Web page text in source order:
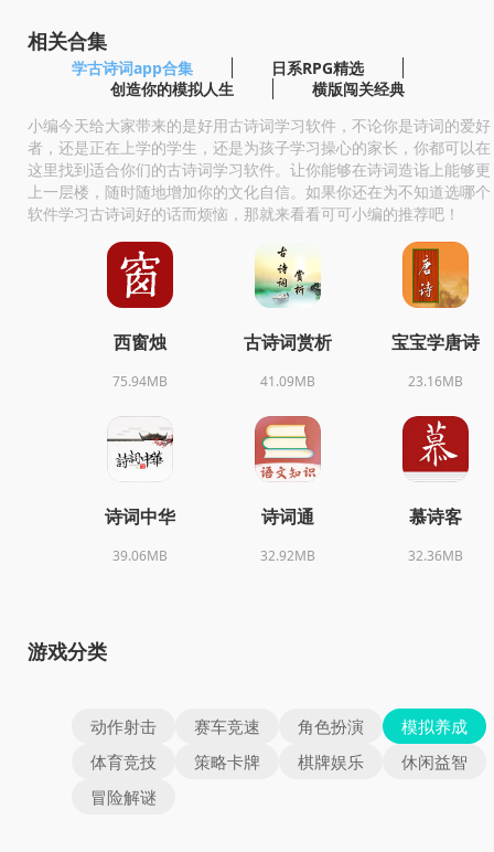
相关合集
学古诗词app合集
日系RPG精选
创造你的模拟人生
横版闯关经典
小编今天给大家带来的是好用古诗词学习软件，不论你是诗词的爱好
者，还是正在上学的学生，还是为孩子学习操心的家长，你都可以在
这里找到适合你们的古诗词学习软件。让你能够在诗词造诣上能够更
上一层楼，随时随地增加你的文化自信。如果你还在为不知道选哪个
软件学习古诗词好的话而烦恼，那就来看看可可小编的推荐吧！
西窗烛
75.94MB
古诗词赏析
41.09MB
宝宝学唐诗
23.16MB
诗词中华
39.06MB
诗词通
32.92MB
慕诗客
32.36MB
游戏分类
动作射击 赛车竞速 角色扮演
模拟养成
体育竞技
策略卡牌 棋牌娱乐
休闲益智
冒险解谜